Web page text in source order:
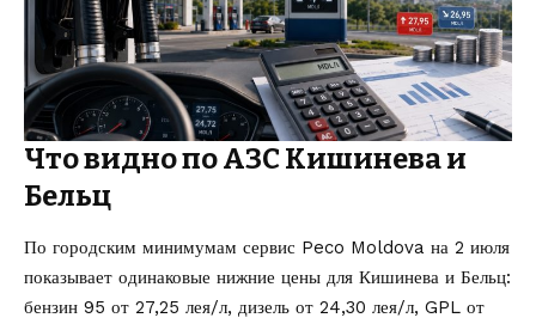
Что видно по АЗС Кишинева и
Бельц
По городским минимумам сервис Peco Moldova на 2 июля
показывает одинаковые нижние цены для Кишинева и Бельц:
бензин 95 от 27,25 лея/л, дизель от 24,30 лея/л, GPL от